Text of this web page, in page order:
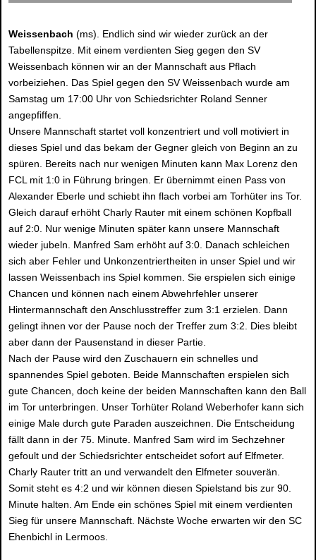
Weissenbach (ms). Endlich sind wir wieder zurück an der
Tabellenspitze. Mit einem verdienten Sieg gegen den SV
Weissenbach können wir an der Mannschaft aus Pflach
vorbeiziehen. Das Spiel gegen den SV Weissenbach wurde am
Samstag um 17:00 Uhr von Schiedsrichter Roland Senner
angepfiffen.
Unsere Mannschaft startet voll konzentriert und voll motiviert in
dieses Spiel und das bekam der Gegner gleich von Beginn an zu
spüren. Bereits nach nur wenigen Minuten kann Max Lorenz den
FCL mit 1:0 in Führung bringen. Er übernimmt einen Pass von
Alexander Eberle und schiebt ihn flach vorbei am Torhüter ins Tor.
Gleich darauf erhöht Charly Rauter mit einem schönen Kopfball
auf 2:0. Nur wenige Minuten später kann unsere Mannschaft
wieder jubeln. Manfred Sam erhöht auf 3:0. Danach schleichen
sich aber Fehler und Unkonzentriertheiten in unser Spiel und wir
lassen Weissenbach ins Spiel kommen. Sie erspielen sich einige
Chancen und können nach einem Abwehrfehler unserer
Hintermannschaft den Anschlusstreffer zum 3:1 erzielen. Dann
gelingt ihnen vor der Pause noch der Treffer zum 3:2. Dies bleibt
aber dann der Pausenstand in dieser Partie.
Nach der Pause wird den Zuschauern ein schnelles und
spannendes Spiel geboten. Beide Mannschaften erspielen sich
gute Chancen, doch keine der beiden Mannschaften kann den Ball
im Tor unterbringen. Unser Torhüter Roland Weberhofer kann sich
einige Male durch gute Paraden auszeichnen. Die Entscheidung
fällt dann in der 75. Minute. Manfred Sam wird im Sechzehner
gefoult und der Schiedsrichter entscheidet sofort auf Elfmeter.
Charly Rauter tritt an und verwandelt den Elfmeter souverän.
Somit steht es 4:2 und wir können diesen Spielstand bis zur 90.
Minute halten. Am Ende ein schönes Spiel mit einem verdienten
Sieg für unsere Mannschaft. Nächste Woche erwarten wir den SC
Ehenbichl in Lermoos.